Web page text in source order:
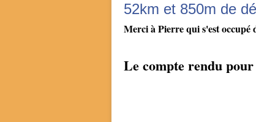
52km et 850m de
Merci à Pierre qui s'est
Le compte rendu